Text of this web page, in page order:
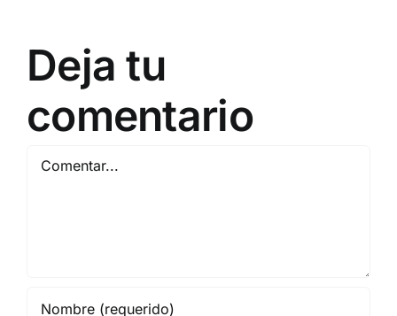
Deja tu
comentario